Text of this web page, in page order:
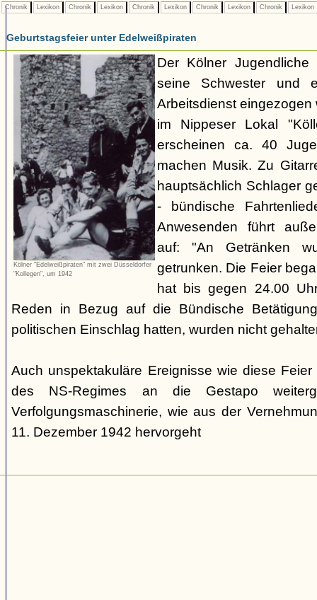
Chronik Lexikon Chronik Lexikon Chronik Lexikon Chronik Lexikon Chronik Lexikon
Geburtstagsfeier unter Edelweißpiraten
Kölner "Edelweißpiraten" mit zwei Düsseldorfer
"Kollegen", um 1942
Der Kölner
seine Schwester und
Arbeitsdienst
im Nippeser Lokal
erscheinen ca. 40
machen Musik. Zu
hauptsächlich Schlager
- bündische
Anwesenden führt
auf: "An Getränken
getrunken. Die Feier
hat bis gegen 24.00
Reden in Bezug auf die Bündische
politischen Einschlag hatten, wurden nicht
Auch unspektakuläre Ereignisse wie diese
des NS-Regimes an die Gestapo
Verfolgungsmaschinerie, wie aus der
11. Dezember 1942 hervorgeht